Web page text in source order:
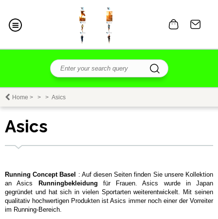
Home > > > Asics
Asics
Running Concept Basel
: Auf diesen Seiten finden Sie unsere Kollektion
an Asics
Runningbekleidung für Frauen. Asics wurde in Japan
gegründet und hat sich in vielen Sportarten weiterentwickelt. Mit seinen
qualitativ hochwertigen Produkten ist Asics immer noch einer der Vorreiter
im Running-Bereich.